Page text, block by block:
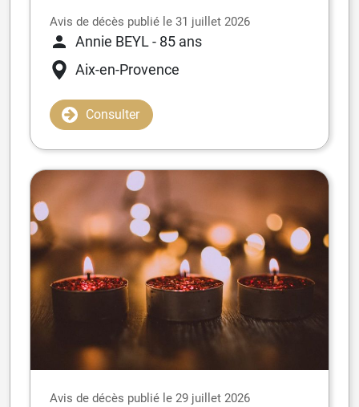
Avis de décès publié le 31 juillet 2026
Annie BEYL- 85 ans
Aix-en-Provence
Consulter
Avis de décès publié le 29 juillet 2026